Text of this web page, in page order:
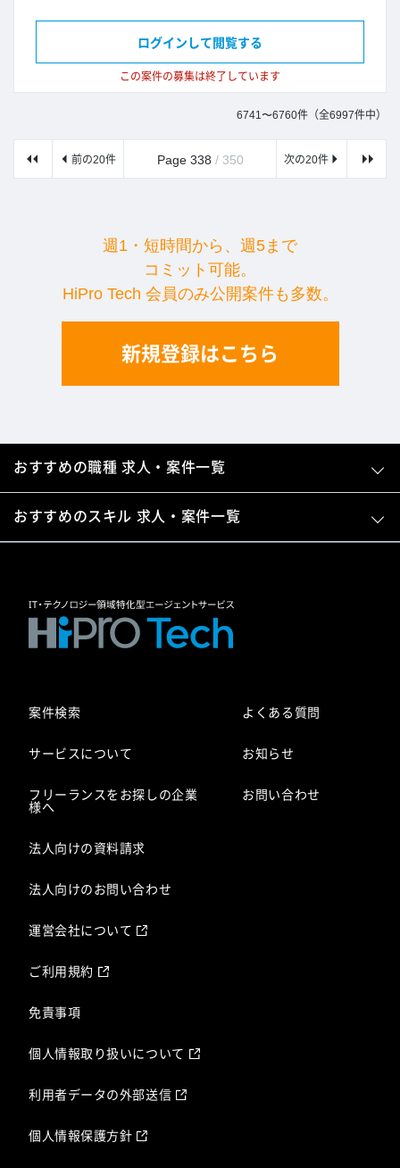
この案件の募集は終了しています
ログインして閲覧する
前の20件 Page 338 / 350 次の20件
6741〜6760件（全6997件中）
週1・短時間から、週5まで
コミット可能。
HiPro Tech 会員のみ公開案件も多数。
新規登録はこちら
おすすめの職種 求人・案件一覧
おすすめのスキル 求人・案件一覧
案件検索
サービスについて
フリーランスをお探しの企業
様へ
法人向けの資料請求
法人向けのお問い合わせ
よくある質問
お知らせ
お問い合わせ
運営会社について
ご利用規約
免責事項
個人情報取り扱いについて
利用者データの外部送信
個人情報保護方針